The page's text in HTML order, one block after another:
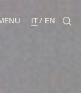
IT EN